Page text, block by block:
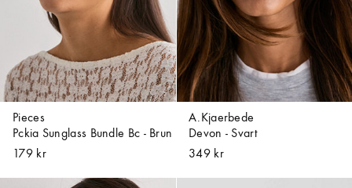
Pieces
Pckia Sunglass Bundle Bc - Brun
179 kr
A.Kjaerbede
Devon - Svart
349 kr